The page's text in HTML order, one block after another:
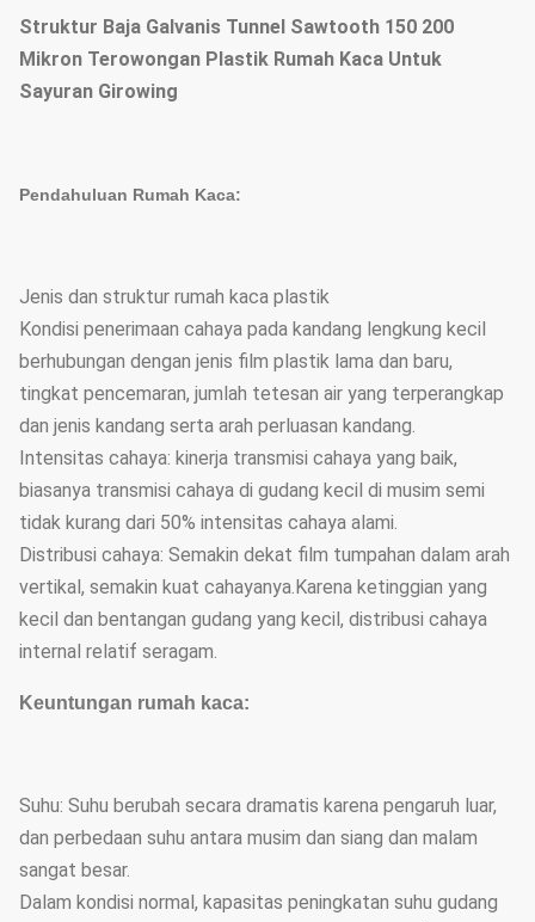
Struktur Baja Galvanis Tunnel Sawtooth 150 200
Mikron Terowongan Plastik Rumah Kaca Untuk
Sayuran Girowing
Pendahuluan Rumah Kaca:
Jenis dan struktur rumah kaca plastik
Kondisi penerimaan cahaya pada kandang lengkung kecil
berhubungan dengan jenis film plastik lama dan baru,
tingkat pencemaran, jumlah tetesan air yang terperangkap
dan jenis kandang serta arah perluasan kandang.
Intensitas cahaya: kinerja transmisi cahaya yang baik,
biasanya transmisi cahaya di gudang kecil di musim semi
tidak kurang dari 50% intensitas cahaya alami.
Distribusi cahaya: Semakin dekat film tumpahan dalam arah
vertikal, semakin kuat cahayanya.Karena ketinggian yang
kecil dan bentangan gudang yang kecil, distribusi cahaya
internal relatif seragam.
Keuntungan rumah kaca:
Suhu: Suhu berubah secara dramatis karena pengaruh luar,
dan perbedaan suhu antara musim dan siang dan malam
sangat besar.
Dalam kondisi normal, kapasitas peningkatan suhu gudang